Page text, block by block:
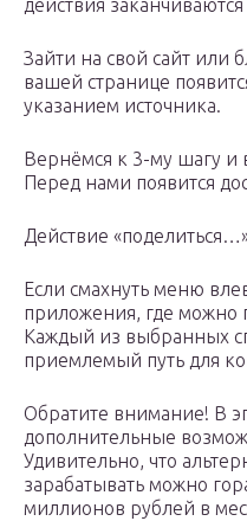
действия
Зайти на свой сайт или
вашей странице
указанием источника.
Вернёмся к 3-му шагу и
Перед нами появится
Действие
Если смахнуть меню
приложения, где можно
Каждый из выбранных
приемлемый путь для
Обратите внимание! В
дополнительные
Удивительно, что
зарабатывать можно
миллионов рублей в